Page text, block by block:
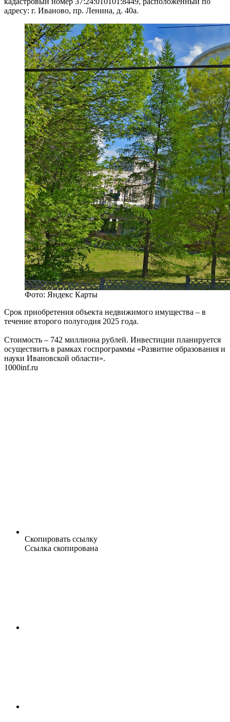
адресу: г. Иваново, пр. Ленина, д. 40а.
Фото: Яндекс Карты
Срок приобретения объекта недвижимого имущества – в
течение второго полугодия 2025 года.
Стоимость – 742 миллиона рублей. Инвестиции планируется
осуществить в рамках госпрограммы «Развитие образования и
науки Ивановской области».
1000inf.ru
Скопировать ссылку
Ссылка скопирована